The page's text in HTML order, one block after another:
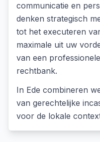
communicatie en
denken strategisch
tot het executeren
maximale uit uw
van een
rechtbank.
In Ede combineren
van gerechtelijke
voor de lokale